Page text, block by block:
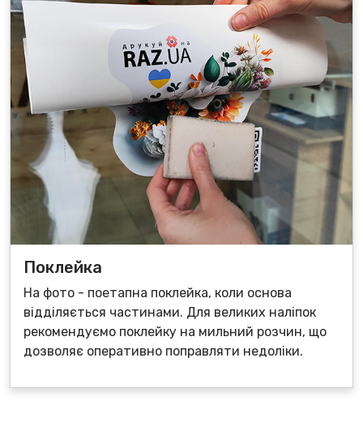
Поклейка
На фото - поетапна поклейка, коли основа
відділяється частинами. Для великих наліпок
рекомендуємо поклейку на мильний розчин, що
дозволяє оперативно поправляти недоліки.